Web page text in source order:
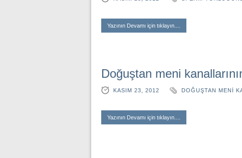
Yazının Devamı için tıklayın....
Doğuştan meni
KASIM 23, 2012 DOĞUŞTAN MENI
Yazının Devamı için tıklayın....